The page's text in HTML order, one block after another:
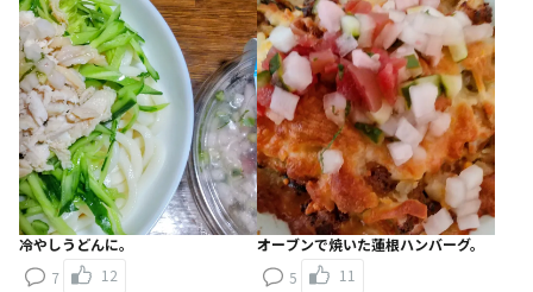
冷やしうどんに。
7
12
オーブンで焼いた蓮根ハンバーグ。
5
11